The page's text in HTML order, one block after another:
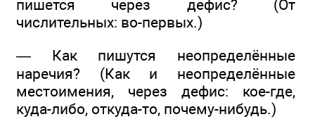
пишется через дефис? (От
числительных: во-первых.)
— Как пишутся неопределённые
наречия? (Как и неопределённые
местоимения, через дефис: кое-где,
куда-либо, откуда-то, почему-нибудь.)